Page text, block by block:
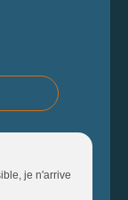
je n'arrive